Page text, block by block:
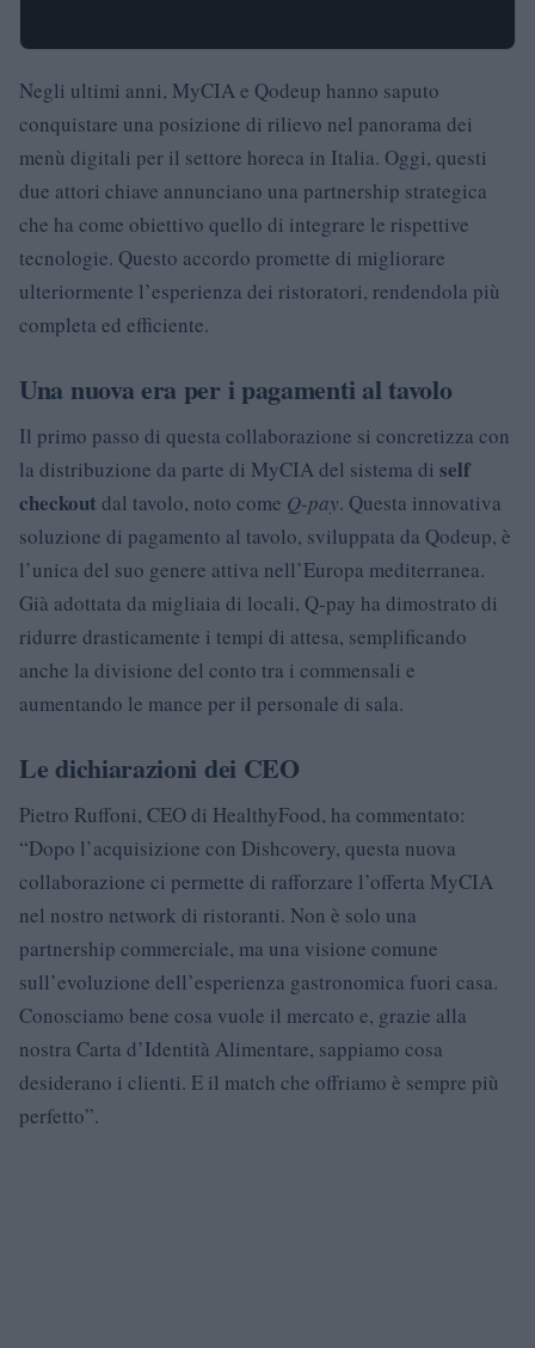
Negli ultimi anni, MyCIA e Qodeup hanno saputo
conquistare una posizione di rilievo nel panorama dei
menù digitali per il settore horeca in Italia. Oggi, questi
due attori chiave annunciano una partnership strategica
che ha come obiettivo quello di integrare le rispettive
tecnologie. Questo accordo promette di migliorare
ulteriormente l’esperienza dei ristoratori, rendendola più
completa ed efficiente.
Una nuova era per i pagamenti al tavolo
Il primo passo di questa collaborazione si concretizza con
la distribuzione da parte di MyCIA del sistema di self
checkout dal tavolo, noto come Q-pay. Questa innovativa
soluzione di pagamento al tavolo, sviluppata da Qodeup, è
l’unica del suo genere attiva nell’Europa mediterranea.
Già adottata da migliaia di locali, Q-pay ha dimostrato di
ridurre drasticamente i tempi di attesa, semplificando
anche la divisione del conto tra i commensali e
aumentando le mance per il personale di sala.
Le dichiarazioni dei CEO
Pietro Ruffoni, CEO di HealthyFood, ha commentato:
“Dopo l’acquisizione con Dishcovery, questa nuova
collaborazione ci permette di rafforzare l’offerta MyCIA
nel nostro network di ristoranti. Non è solo una
partnership commerciale, ma una visione comune
sull’evoluzione dell’esperienza gastronomica fuori casa.
Conosciamo bene cosa vuole il mercato e, grazie alla
nostra Carta d’Identità Alimentare, sappiamo cosa
desiderano i clienti. E il match che offriamo è sempre più
perfetto”.